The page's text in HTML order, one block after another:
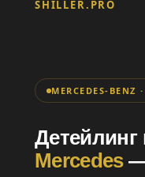
SHILLER.PRO
MERCEDES-
Детейлинг
Mercedes—